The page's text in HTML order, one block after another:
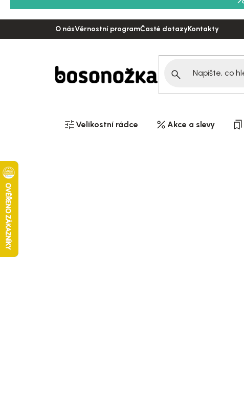
na
O násVěrnostní programČasté dotazyKontakty
Velikostní rádce Akce a slevy